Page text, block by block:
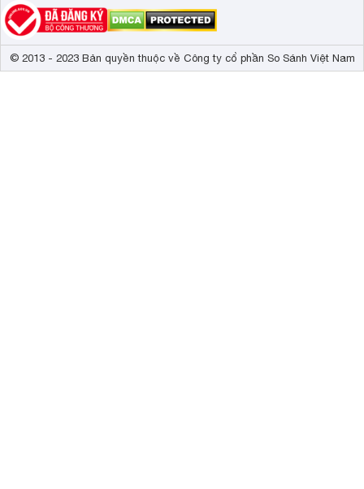
© 2013 - 2023 Bản quyền thuộc về Công ty cổ phần So Sánh Việt Nam